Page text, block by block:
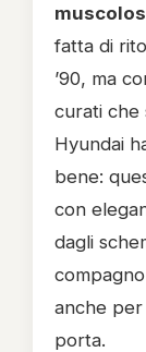
fatta di
’90, ma
curati che
Hyundai
bene:
con
dagli
anche
porta.